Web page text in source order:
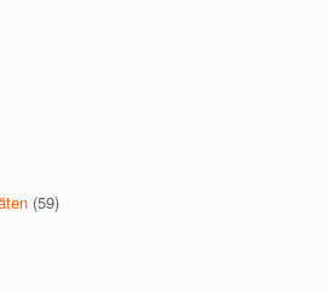
(59)